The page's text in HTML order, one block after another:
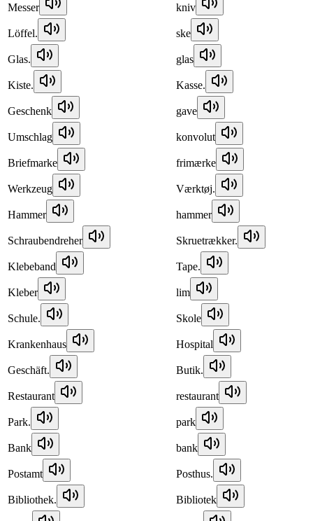
Messer kniv
Löffel. ske
Glas. glas
Kiste. Kasse.
Geschenk gave
Umschlag konvolut
Briefmarke frimærke
Werkzeug Værktøj.
Hammer hammer
Schraubendreher Skruetrækker.
Klebeband Tape.
Kleber lim
Schule. Skole
Krankenhaus Hospital
Geschäft. Butik.
Restaurant restaurant
Park. park
Bank bank
Postamt Posthus.
Bibliothek. Bibliotek